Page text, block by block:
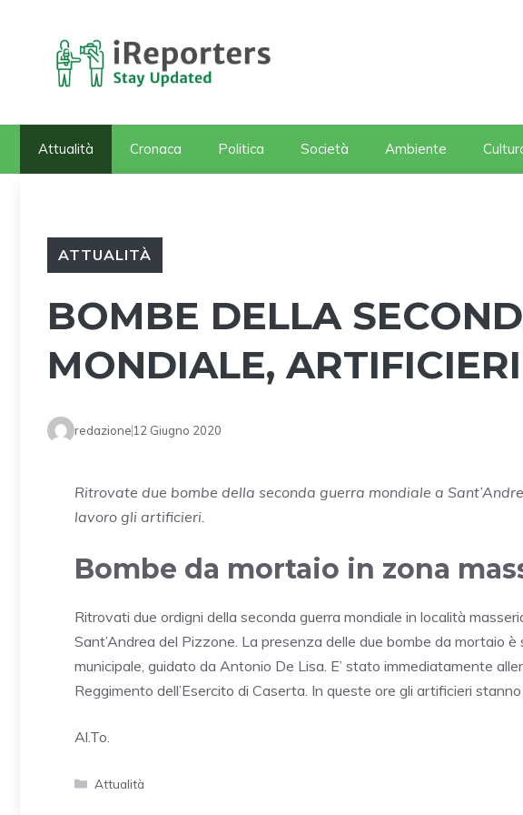
contenuto
Attualità Cronaca Politica Società Ambiente
ATTUALITÀ
BOMBE DELLA
MONDIALE,
redazione 12 Giugno 2020
Ritrovate due bombe della seconda guerra mondiale a
lavoro gli artificieri.
Bombe da mortaio in zona
Ritrovati due ordigni della seconda guerra mondiale in località
Sant’Andrea del Pizzone. La presenza delle due bombe da mortaio
municipale, guidato da Antonio De Lisa. E’ stato immediatamente
Reggimento dell’Esercito di Caserta. In queste ore gli artificieri
Al.To.
Categorie
Attualità